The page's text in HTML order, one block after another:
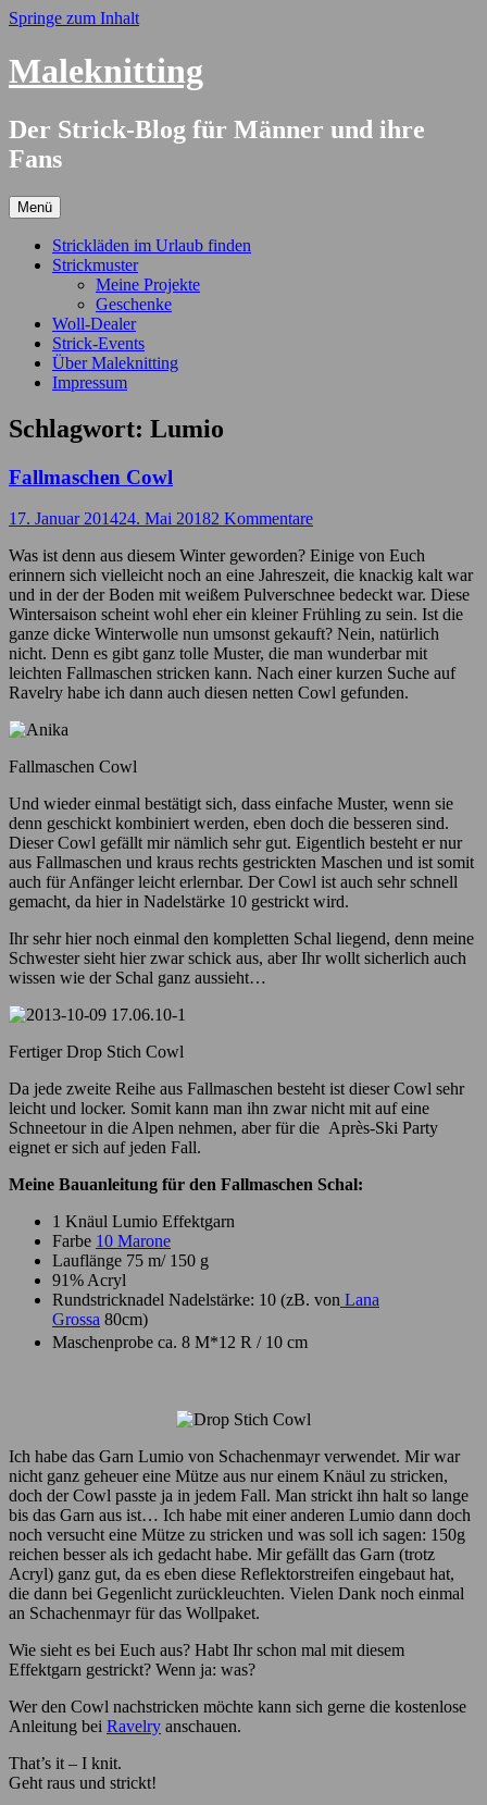
Springe zum Inhalt
Maleknitting
Der Strick-Blog für Männer und ihre
Fans
Menü
Strickläden im Urlaub finden
Strickmuster
Meine Projekte
Geschenke
Woll-Dealer
Strick-Events
Über Maleknitting
Impressum
Schlagwort: Lumio
Fallmaschen Cowl
17. Januar 201424. Mai 20182 Kommentare
Was ist denn aus diesem Winter geworden? Einige von Euch
erinnern sich vielleicht noch an eine Jahreszeit, die knackig kalt war
und in der der Boden mit weißem Pulverschnee bedeckt war. Diese
Wintersaison scheint wohl eher ein kleiner Frühling zu sein. Ist die
ganze dicke Winterwolle nun umsonst gekauft? Nein, natürlich
nicht. Denn es gibt ganz tolle Muster, die man wunderbar mit
leichten Fallmaschen stricken kann. Nach einer kurzen Suche auf
Ravelry habe ich dann auch diesen netten Cowl gefunden.
Fallmaschen Cowl
Und wieder einmal bestätigt sich, dass einfache Muster, wenn sie
denn geschickt kombiniert werden, eben doch die besseren sind.
Dieser Cowl gefällt mir nämlich sehr gut. Eigentlich besteht er nur
aus Fallmaschen und kraus rechts gestrickten Maschen und ist somit
auch für Anfänger leicht erlernbar. Der Cowl ist auch sehr schnell
gemacht, da hier in Nadelstärke 10 gestrickt wird.
Ihr sehr hier noch einmal den kompletten Schal liegend, denn meine
Schwester sieht hier zwar schick aus, aber Ihr wollt sicherlich auch
wissen wie der Schal ganz aussieht…
Fertiger Drop Stich Cowl
Da jede zweite Reihe aus Fallmaschen besteht ist dieser Cowl sehr
leicht und locker. Somit kann man ihn zwar nicht mit auf eine
Schneetour in die Alpen nehmen, aber für die Après-Ski Party
eignet er sich auf jeden Fall.
Meine Bauanleitung für den Fallmaschen Schal:
1 Knäul Lumio Effektgarn
Farbe 10 Marone
Lauflänge 75 m/ 150 g
91% Acryl
Rundstricknadel Nadelstärke: 10 (zB. von Lana
Grossa 80cm)
Maschenprobe ca. 8 M*12 R / 10 cm
Ich habe das Garn Lumio von Schachenmayr verwendet. Mir war
nicht ganz geheuer eine Mütze aus nur einem Knäul zu stricken,
doch der Cowl passte ja in jedem Fall. Man strickt ihn halt so lange
bis das Garn aus ist… Ich habe mit einer anderen Lumio dann doch
noch versucht eine Mütze zu stricken und was soll ich sagen: 150g
reichen besser als ich gedacht habe. Mir gefällt das Garn (trotz
Acryl) ganz gut, da es eben diese Reflektorstreifen eingebaut hat,
die dann bei Gegenlicht zurückleuchten. Vielen Dank noch einmal
an Schachenmayr für das Wollpaket.
Wie sieht es bei Euch aus? Habt Ihr schon mal mit diesem
Effektgarn gestrickt? Wenn ja: was?
Wer den Cowl nachstricken möchte kann sich gerne die kostenlose
Anleitung bei Ravelry anschauen.
That’s it – I knit.
Geht raus und strickt!